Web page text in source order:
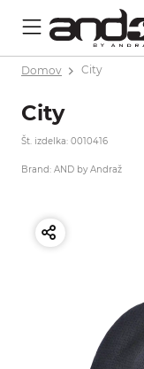
Domov City
City
Št. izdelka: 0010416
Brand: AND by Andraž